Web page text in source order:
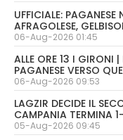
UFFICIALE:
AFRAGOLESE,
06-Aug-2026 01:45
ALLE ORE 13 I GIRONI
PAGANESE VERSO
06-Aug-2026 09:53
LAGZIR DECIDE IL
CAMPANIA TERMINA
05-Aug-2026 09:45